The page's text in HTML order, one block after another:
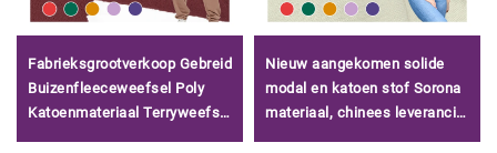
Fabrieksgrootverkoop Gebreid
Buizenfleeceweefsel Poly
Katoenmateriaal Terryweefsel
Nieuw aangekomen solide
modal en katoen stof Sorona
materiaal, chinees leverancier